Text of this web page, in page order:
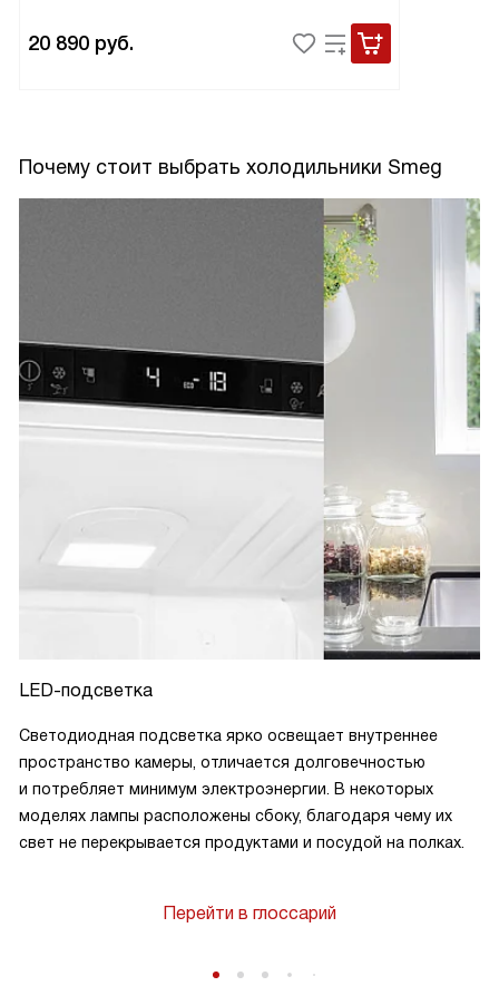
20 890 руб.
Почему стоит выбрать холодильники Smeg
LED-подсветка
Светодиодная подсветка ярко освещает внутреннее
пространство камеры, отличается долговечностью
и потребляет минимум электроэнергии. В некоторых
моделях лампы расположены сбоку, благодаря чему их
свет не перекрывается продуктами и посудой на полках.
Перейти в глоссарий